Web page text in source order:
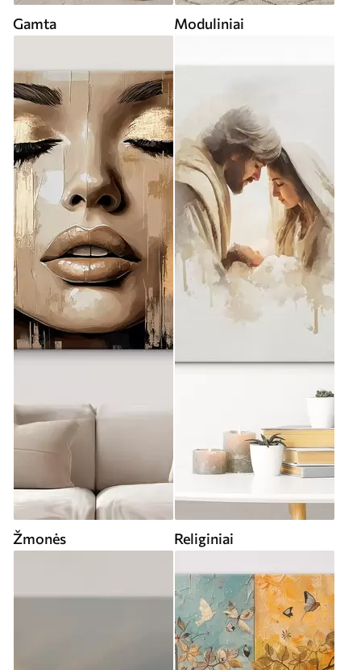
Gamta Moduliniai
Žmonės Religiniai